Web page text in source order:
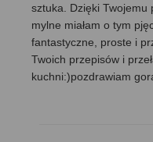
sztuka. Dzięki Twojemu
mylne miałam o tym
fantastyczne, proste i
Twoich przepisów i
kuchni:)pozdrawiam